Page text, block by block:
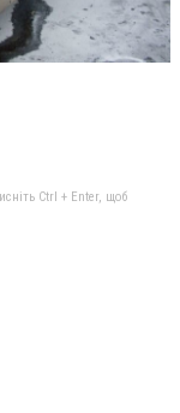
Ctrl + Enter, щоб